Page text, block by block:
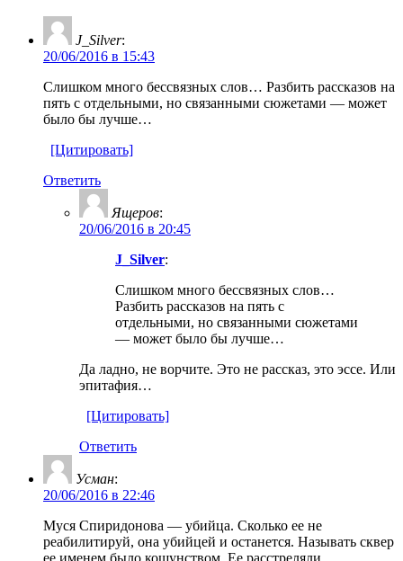
J_Silver:
20/06/2016 в 15:43
Слишком много бессвязных слов… Разбить рассказов на
пять с отдельными, но связанными сюжетами — может
было бы лучше…
[Цитировать]
Ответить
Ящеров:
20/06/2016 в 20:45
J_Silver:
Слишком много бессвязных слов…
Разбить рассказов на пять с
отдельными, но связанными сюжетами
— может было бы лучше…
Да ладно, не ворчите. Это не рассказ, это эссе. Или
эпитафия…
[Цитировать]
Ответить
Усман:
20/06/2016 в 22:46
Муся Спиридонова — убийца. Сколько ее не
реабилитируй, она убийцей и останется. Называть сквер
ее именем было кощунством. Ее расстреляли